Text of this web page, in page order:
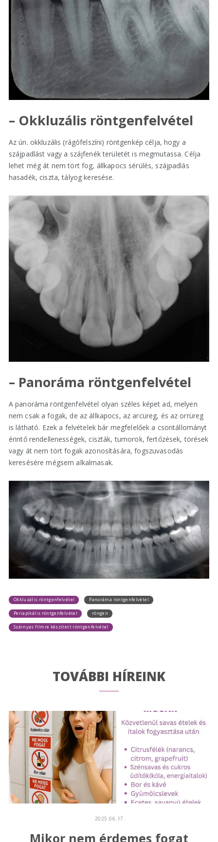
– Okkluzális röntgenfelvétel
Az ún. okkluzális (rágófelszíni) röntgenkép célja, hogy a
szájpadlást vagy a szájfenék területét is megmutassa. Célja
lehet még át nem tört fog, állkapocs sérülés, szájpadlás
hasadék, ciszta, tályog keresése.
– Panoráma röntgenfelvétel
A panoráma röntgenfelvétel olyan széles képet ad, melyen
nem csak a fogak, de az állkapocs, az arcüreg, és az orrüreg
is látható. Ezek a felvételek bár megfelelőek a csontállományt
érintő rendellenességek, ciszták, tumorok, fertőzések, törések
vagy át nem tört fogak azonosítására, fogszuvasodás
keresésére mégsem alkalmasak.
Okkluzális röntgenfelvétel Panoráma röntgenfelvétel
Periapikális röntgenfelvétel röngen
Szárnyas filmre készített röntgenfelvétel
TOVÁBBI HÍREINK
2025.06.17.
Mikor nem érdemes fogat